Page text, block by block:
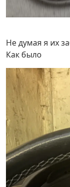
Не думая я их
Как было